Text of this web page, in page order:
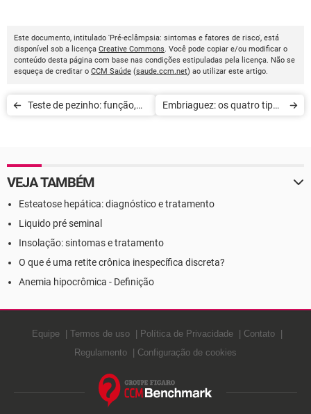
Este documento, intitulado 'Pré-eclâmpsia: sintomas e fatores de risco', está
disponível sob a licença Creative Commons. Você pode copiar e/ou modificar o
conteúdo desta página com base nas condições estipuladas pela licença. Não se
esqueça de creditar o CCM Saúde (saude.ccm.net) ao utilizar este artigo.
Teste de pezinho: função,
Embriaguez: os quatro tipos
VEJA TAMBÉM
Esteatose hepática: diagnóstico e tratamento
Liquido pré seminal
Insolação: sintomas e tratamento
O que é uma retite crônica inespecífica discreta?
Anemia hipocrômica - Definição
Equipe Termos de uso Política de Privacidade
Contato
Regulamento
Configuração de cookies